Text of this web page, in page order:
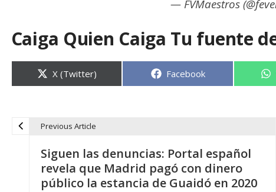
— FVMaestros
Caiga Quien Caiga Tu fuente
Compartir
en
X (Twitter) Compartir
Facebook
Previous Article
Siguen las denuncias: Portal español
revela que Madrid pagó con dinero
público la estancia de Guaidó en 2020